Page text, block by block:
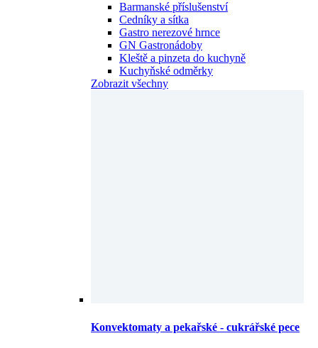
Barmanské příslušenství
Cedníky a sítka
Gastro nerezové hrnce
GN Gastronádoby
Kleště a pinzeta do kuchyně
Kuchyňské odměrky
Zobrazit všechny
Konvektomaty a pekařské - cukrářské pece